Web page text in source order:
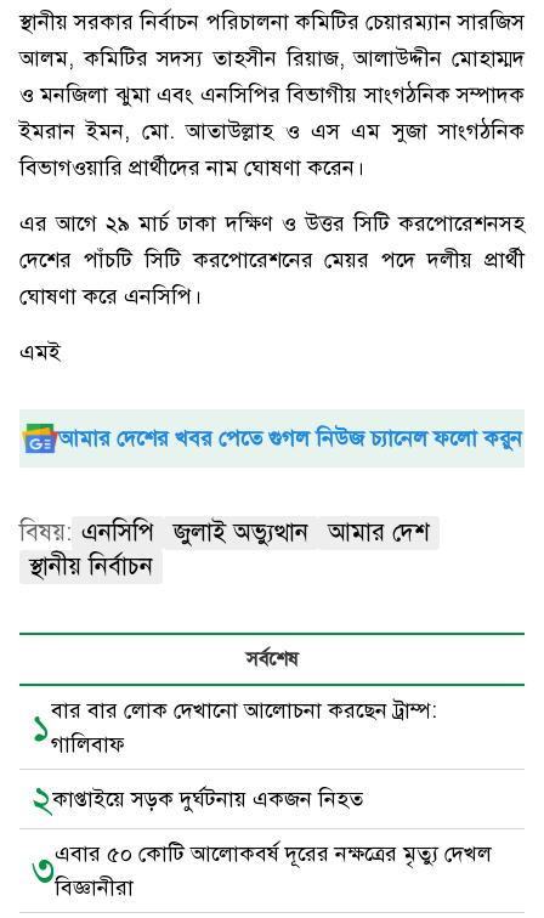
স্থানীয় সরকার নির্বাচন পরিচালনা কমিটির চেয়ারম্যান সারজিস
আলম, কমিটির সদস্য তাহসীন রিয়াজ, আলাউদ্দীন মোহাম্মদ
ও মনজিলা ঝুমা এবং এনসিপির বিভাগীয় সাংগঠনিক সম্পাদক
ইমরান ইমন, মো. আতাউল্লাহ ও এস এম সুজা সাংগঠনিক
বিভাগওয়ারি প্রার্থীদের নাম ঘোষণা করেন।
এর আগে ২৯ মার্চ ঢাকা দক্ষিণ ও উত্তর সিটি করপোরেশনসহ
দেশের পাঁচটি সিটি করপোরেশনের মেয়র পদে দলীয় প্রার্থী
ঘোষণা করে এনসিপি।
এমই
আমার দেশের খবর পেতে গুগল নিউজ চ্যানেল ফলো করুন
বিষয়: এনসিপি জুলাই অভ্যুত্থান
আমার দেশ
স্থানীয় নির্বাচন
সর্বশেষ
১বার বার লোক দেখানো আলোচনা করছেন ট্রাম্প:
গালিবাফ
২কাপ্তাইয়ে সড়ক দুর্ঘটনায় একজন নিহত
৩এবার ৫০ কোটি আলোকবর্ষ দূরের নক্ষত্রের মৃত্যু দেখল
বিজ্ঞানীরা